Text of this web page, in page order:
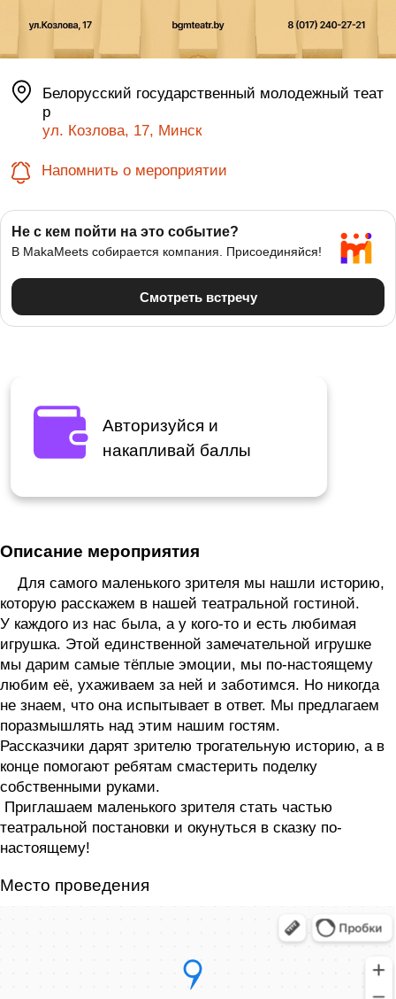
Белорусский государственный молодежный теат
р
ул. Козлова, 17, Минск
Напомнить о мероприятии
Авторизуйся и
накапливай баллы
Описание мероприятия
Для самого маленького зрителя мы нашли историю,
которую расскажем в нашей театральной гостиной.
У каждого из нас была, а у кого-то и есть любимая
игрушка. Этой единственной замечательной игрушке
мы дарим самые тёплые эмоции, мы по-настоящему
любим её, ухаживаем за ней и заботимся. Но никогда
не знаем, что она испытывает в ответ. Мы предлагаем
поразмышлять над этим нашим гостям.
Рассказчики дарят зрителю трогательную историю, а в
конце помогают ребятам смастерить поделку
собственными руками.
Приглашаем маленького зрителя стать частью
театральной постановки и окунуться в сказку по-
настоящему!
Место проведения